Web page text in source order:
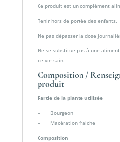
Ce produit est un complément
Tenir hors de portée des enfants.
Ne pas dépasser la dose
Ne se substitue pas à une
de vie sain.
Composition /
produit
Partie de la plante utilisée
– Bourgeon
– Macération fraiche
Composition